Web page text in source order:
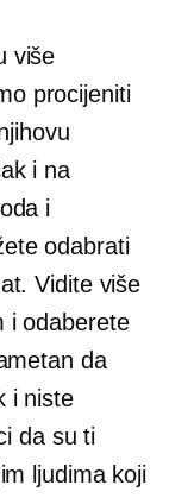
više
procijeniti
i na
i
odabrati
Vidite više
i odaberete
da
i niste
da su ti
ljudima koji